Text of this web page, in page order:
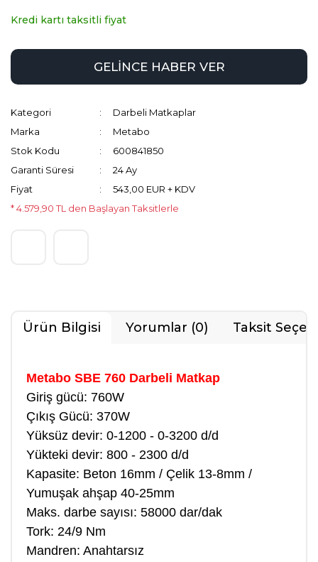
Kredi kartı taksitli fiyat
GELİNCE HABER VER
Kategori
Darbeli Matkaplar
Marka
Metabo
Stok Kodu
600841850
Garanti Süresi
24 Ay
Fiyat
543,00 EUR + KDV
* 4.579,90 TL den Başlayan Taksitlerle
Ürün Bilgisi Yorumlar (0) Taksit
Metabo SBE 760 Darbeli Matkap
Giriş gücü: 760W
Çıkış Gücü: 370W
Yüksüz devir: 0-1200 - 0-3200 d/d
Yükteki devir: 800 - 2300 d/d
Kapasite: Beton 16mm / Çelik 13-8mm /
Yumuşak ahşap 40-25mm
Maks. darbe sayısı: 58000 dar/dak
Tork: 24/9 Nm
Mandren: Anahtarsız